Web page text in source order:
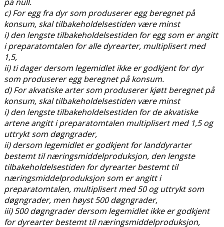
c) For egg fra dyr som produserer egg beregnet på
konsum, skal tilbakeholdelsestiden være minst
i) den lengste tilbakeholdelsestiden for egg som er angitt
i preparatomtalen for alle dyrearter, multiplisert med
1,5,
ii) ti dager dersom legemidlet ikke er godkjent for dyr
som produserer egg beregnet på konsum.
d) For akvatiske arter som produserer kjøtt beregnet på
konsum, skal tilbakeholdelsestiden være minst
i) den lengste tilbakeholdelsestiden for de akvatiske
artene angitt i preparatomtalen multiplisert med 1,5 og
uttrykt som døgngrader,
ii) dersom legemidlet er godkjent for landdyrarter
bestemt til næringsmiddelproduksjon, den lengste
tilbakeholdelsestiden for dyrearter bestemt til
næringsmiddelproduksjon som er angitt i
preparatomtalen, multiplisert med 50 og uttrykt som
døgngrader, men høyst 500 døgngrader,
iii) 500 døgngrader dersom legemidlet ikke er godkjent
for dyrearter bestemt til næringsmiddelproduksjon,